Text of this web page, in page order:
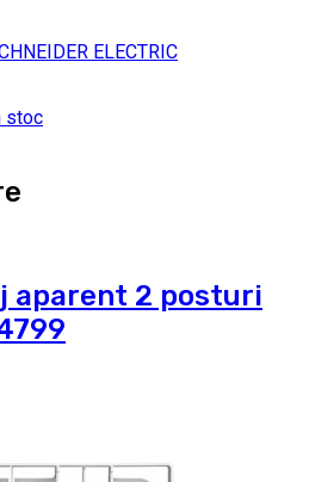
ELECTRIC
stoc
aparent 2 posturi